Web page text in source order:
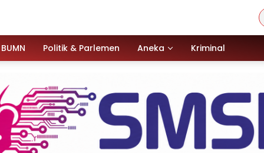
BUMN Politik & Parlemen Aneka Kriminal